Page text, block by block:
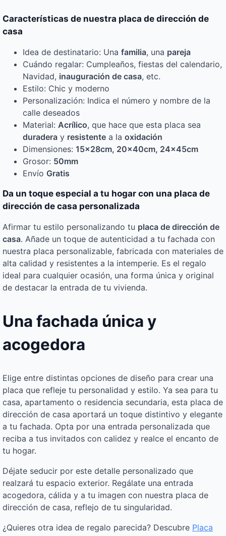
Características de nuestra placa de dirección de
casa
Idea de destinatario: Una familia, una pareja
Cuándo regalar: Cumpleaños, fiestas del calendario,
Navidad, inauguración de casa, etc.
Estilo: Chic y moderno
Personalización: Indica el número y nombre de la
calle deseados
Material: Acrílico, que hace que esta placa sea
duradera y resistente a la oxidación
Dimensiones: 15x28cm, 20x40cm, 24x45cm
Grosor: 50mm
Envío Gratis
Da un toque especial a tu hogar con una placa de
dirección de casa personalizada
Afirmar tu estilo personalizando tu placa de dirección de
casa. Añade un toque de autenticidad a tu fachada con
nuestra placa personalizable, fabricada con materiales de
alta calidad y resistentes a la intemperie. Es el regalo
ideal para cualquier ocasión, una forma única y original
de destacar la entrada de tu vivienda.
Una fachada única y
acogedora
Elige entre distintas opciones de diseño para crear una
placa que refleje tu personalidad y estilo. Ya sea para tu
casa, apartamento o residencia secundaria, esta placa de
dirección de casa aportará un toque distintivo y elegante
a tu fachada. Opta por una entrada personalizada que
reciba a tus invitados con calidez y realce el encanto de
tu hogar.
Déjate seducir por este detalle personalizado que
realzará tu espacio exterior. Regálate una entrada
acogedora, cálida y a tu imagen con nuestra placa de
dirección de casa, reflejo de tu singularidad.
¿Quieres otra idea de regalo parecida? Descubre Placa